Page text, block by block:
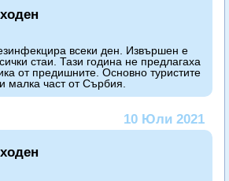
всеки ден. Извършен е
стаи. Тази година не предлагаха
от предишните. Основно туристите
малка част от Сърбия.
10 Юли 2021